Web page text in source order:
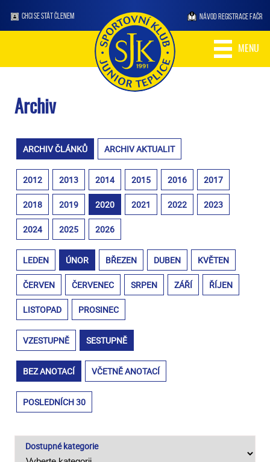
CHCI SE STÁT ČLENEM NÁVOD REGISTRACE FAČR
MENU
Archiv
ARCHIV ČLÁNKŮ ARCHIV AKTUALIT
2012 2013 2014 2015 2016 2017
2018 2019 2020 2021 2022 2023
2024 2025 2026
LEDEN ÚNOR BŘEZEN DUBEN KVĚTEN
ČERVEN ČERVENEC SRPEN ZÁŘÍ ŘÍJEN
LISTOPAD PROSINEC
VZESTUPNĚ SESTUPNĚ
BEZ ANOTACÍ VČETNĚ ANOTACÍ
POSLEDNÍCH 30
Dostupné kategorie